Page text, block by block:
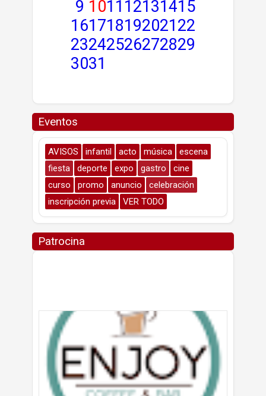
9 1011 12131415
16171819202122
23242526272829
3031
Eventos
AVISOS infantil acto música
escena
fiesta
deporte expo gastro
cine
curso
promo anuncio
celebración
inscripción previa
VER TODO
Patrocina